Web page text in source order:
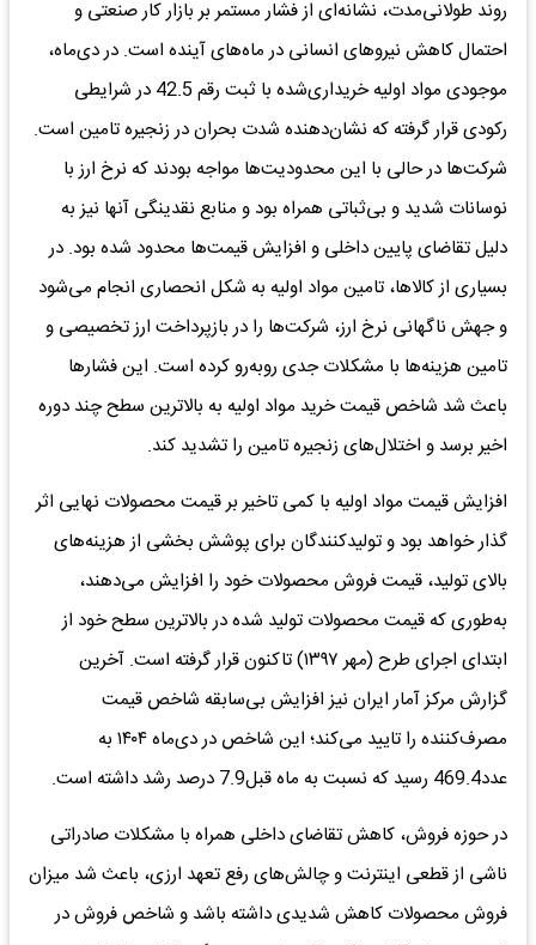
روند طولانی‌مدت، نشانه‌ای از فشار مستمر بر بازار کار صنعتی و
احتمال کاهش نیروهای انسانی در ماه‌های آینده است. در دی‌ماه،
موجودی مواد اولیه خریداری‌شده با ثبت رقم 42.5 در شرایطی
رکودی قرار گرفته که نشان‌دهنده شدت بحران در زنجیره تامین است.
شرکت‌ها در حالی با این محدودیت‌ها مواجه بودند که نرخ ارز با
نوسانات شدید و بی‌ثباتی همراه بود و منابع نقدینگی آنها نیز به
دلیل تقاضای پایین داخلی و افزایش قیمت‌ها محدود شده بود. در
بسیاری از کالاها، تامین مواد اولیه به شکل انحصاری انجام می‌شود
و جهش ناگهانی نرخ ارز، شرکت‌ها را در بازپرداخت ارز تخصیصی و
تامین هزینه‌ها با مشکلات جدی روبه‌رو کرده است. این فشارها
باعث شد شاخص قیمت خرید مواد اولیه به بالاترین سطح چند دوره
اخیر برسد و اختلال‌های زنجیره تامین را تشدید کند.
افزایش قیمت مواد اولیه با کمی تاخیر بر قیمت محصولات نهایی اثر
گذار خواهد بود و تولیدکنندگان برای پوشش بخشی از هزینه‌های
بالای تولید، قیمت فروش محصولات خود را افزایش می‌دهند،
به‌طوری که قیمت‌ محصولات تولید شده در بالاترین سطح خود از
ابتدای اجرای طرح (مهر ۱۳۹۷) تاکنون قرار گرفته ‌است. آخرین
گزارش مرکز آمار ایران نیز افزایش بی‌سابقه شاخص قیمت
مصرف‌کننده را تایید می‌کند؛ این شاخص در دی‌ماه ۱۴۰۴ به
عدد469.4 رسید که نسبت به ماه قبل7.9 درصد رشد داشته است.
در حوزه فروش، کاهش تقاضای داخلی همراه با مشکلات صادراتی
ناشی از قطعی اینترنت و چالش‌های رفع تعهد ارزی، باعث شد میزان
فروش محصولات کاهش شدیدی داشته باشد و شاخص فروش در